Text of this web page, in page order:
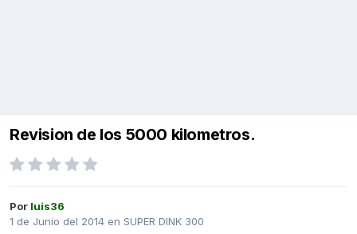
Revision de los 5000 kilometros.
Por luis36
1 de Junio del 2014 en SUPER DINK 300